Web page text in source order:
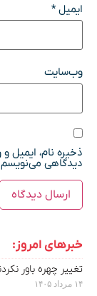
ایمیل*
وب‌سایت
ذخیره نام، ایمیل
دیدگاهی
خبرهای امروز:
تغییر چهره باور
۱۴ مرداد ۱۴۰۵